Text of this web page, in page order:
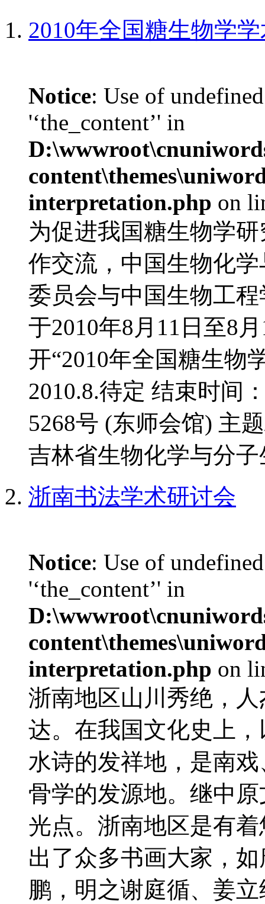
2010年全国糖生物学
Notice: Use of
'‘the_content’' in
interpretation.php on
为促进我国糖生物学
作交流，中国生物化
委员会与中国生物工
于2010年8月11日至8
开“2010年全国糖生物
2010.8.待定 结束时间
5268号 (东师会馆) 主
吉林省生物化学与分
浙南书法学术研讨会
Notice: Use of
'‘the_content’' in
interpretation.php on
浙南地区山川秀绝，
达。在我国文化史上
水诗的发祥地，是南
骨学的发源地。继中
光点。浙南地区是有
出了众多书画大家，
鹏，明之谢庭循、姜